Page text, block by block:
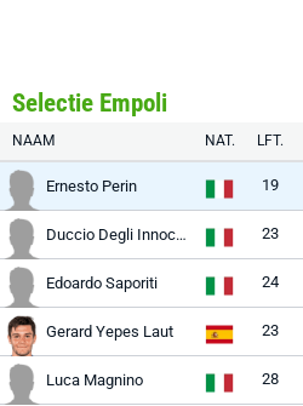
Selectie Empoli
NAAM NAT. LFT.
Ernesto Perin 19
Duccio Degli Innocenti 23
Edoardo Saporiti 24
Gerard Yepes Laut 23
Luca Magnino 28